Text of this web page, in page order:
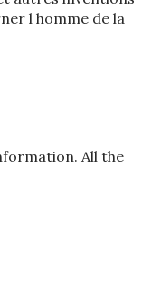
l homme de la
All the